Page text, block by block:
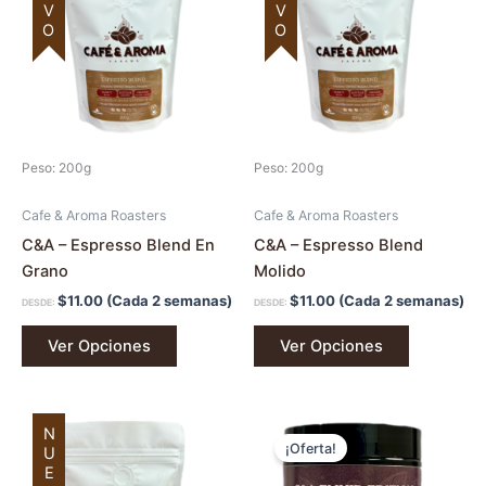
Peso: 200g
Cafe & Aroma Roasters
C&A – Espresso Blend En
Grano
DESDE: $11.00 (Cada 2 semanas)
Ver Opciones
múltiples
variantes.
página
producto
Peso: 200g
Cafe & Aroma Roasters
C&A – Espresso Blend
Molido
DESDE: $11.00 (Cada 2 semanas)
Ver Opciones
múltiples
variantes.
página
producto
¡Oferta!
El
precio
original
era:
El
precio
actual
es: